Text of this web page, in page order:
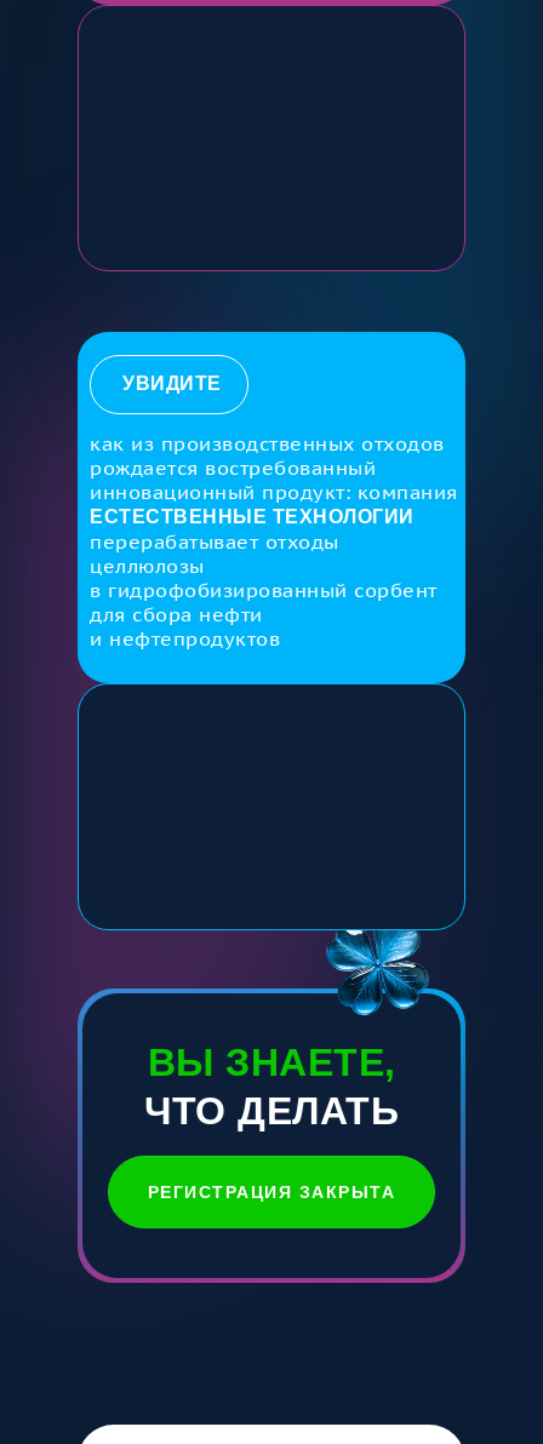
ВЫ ЗНАЕТЕ,
ЧТО ДЕЛАТЬ
РЕГИСТРАЦИЯ ЗАКРЫТА
как из производственных отходов
рождается востребованный
инновационный продукт: компания
ЕСТЕСТВЕННЫЕ ТЕХНОЛОГИИ
перерабатывает отходы
целлюлозы
в гидрофобизированный сорбент
для сбора нефти
и нефтепродуктов
УВИДИТЕ